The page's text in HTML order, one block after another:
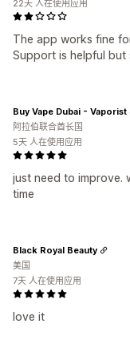
The app works fine
Support is helpful but
22天 人在使用应用
just need to improve.
time
Buy Vape Dubai - Vaporist
阿拉伯联合酋长国
5天 人在使用应用
love it
Black Royal Beauty
美国
7天 人在使用应用